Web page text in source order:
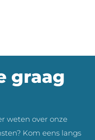
graag
weten over onze
Kom eens langs